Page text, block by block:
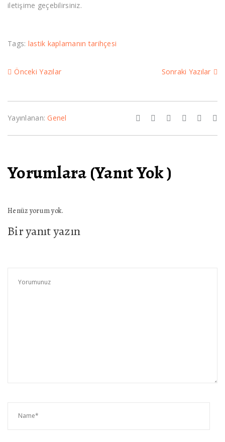
iletişime geçebilirsiniz.
Tags: lastik kaplamanın tarihçesi
Önceki Yazılar Sonraki Yazılar
Yayınlanan:Genel
Yorumlara (Yanıt Yok )
Henüz yorum yok.
Bir yanıt yazın